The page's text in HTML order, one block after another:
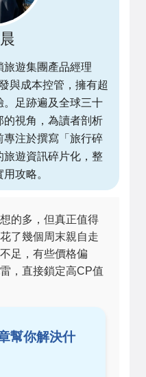
遊集團產品經理
與成本控管，擁有超
。足跡遍及全球三十
的視角，為讀者剖析
專注於撰寫「旅行碎
旅遊資訊碎片化，整
攻略。
的多，但真正值得
了幾個周末親自走
足，有些價格偏
，直接鎖定高CP值
幫你解決什